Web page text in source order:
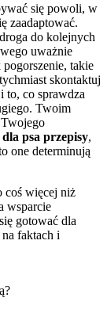
się powoli, w
zaadaptować.
do kolejnych
uważnie
takie
skontaktuj
to, co sprawdza
Twoim
dla psa przepisy,
one determinują
coś więcej niż
wsparcie
gotować dla
faktach i